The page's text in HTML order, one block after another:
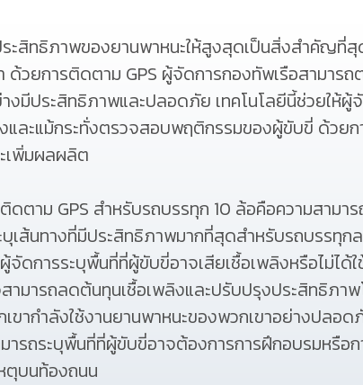
ะสิทธิภาพของยานพาหนะให้สูงสุดเป็นสิ่งสำคัญที่
ด้วยการติดตาม GPS ผู้จัดการกองทัพเรือสามาร
างมีประสิทธิภาพและปลอดภัย เทคโนโลยีนี้ช่วยใ
และแม้กระทั่งตรวจสอบพฤติกรรมของผู้ขับขี่ ด้วย
เพิ่มผลผลิต
ตาม GPS สำหรับรถบรรทุก 10 ล้อคือความสามา
เส้นทางที่มีประสิทธิภาพมากที่สุดสำหรับรถบรรทุก
ดการระบุพื้นที่ที่ผู้ขับขี่อาจเสียเชื้อเพลิงหรือไม่ได้ใ
มารถลดต้นทุนเชื้อเพลิงและปรับปรุงประสิทธิภา
เขากำลังใช้งานยานพาหนะของพวกเขาอย่างปล
รถระบุพื้นที่ที่ผู้ขับขี่อาจต้องการการฝึกอบรมหรื
ตุบนท้องถนน